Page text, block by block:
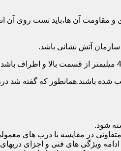
شده باشند.همانطور که گفته
در مقایسه با درب های
ویژگی های فنی و اجزای